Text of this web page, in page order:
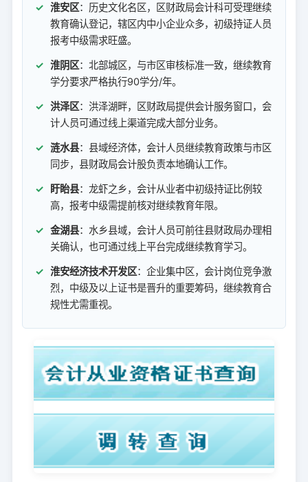
淮安区：历史文化名区，区财政局会计科可受理继续
教育确认登记，辖区内中小企业众多，初级持证人员
报考中级需求旺盛。
淮阴区：北部城区，与市区审核标准一致，继续教育
学分要求严格执行90学分/年。
洪泽区：洪泽湖畔，区财政局提供会计服务窗口，会
计人员可通过线上渠道完成大部分业务。
涟水县：县域经济体，会计人员继续教育政策与市区
同步，县财政局会计股负责本地确认工作。
盱眙县：龙虾之乡，会计从业者中初级持证比例较
高，报考中级需提前核对继续教育年限。
金湖县：水乡县域，会计人员可前往县财政局办理相
关确认，也可通过线上平台完成继续教育学习。
淮安经济技术开发区：企业集中区，会计岗位竞争激
烈，中级及以上证书是晋升的重要筹码，继续教育合
规性尤需重视。